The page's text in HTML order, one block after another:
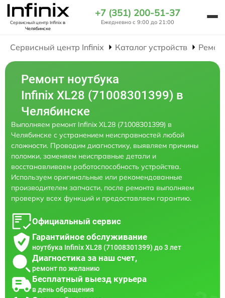
Сервисный центр Infinixв
Челябинске
+7 (351) 200-51-37
Ежедневно с 9:00 до 21:00
Сервисный центр Infinix Каталог устройств
Ремонт ноутбука
Infinix XL28 (71008301399) в
Челябинске
Выполняем ремонт Infinix XL28 (71008301399) в
Челябинске с устранением неисправностей любой
сложности. Проводим диагностику, выявляем причины
поломки, заменяем неисправные детали и
восстанавливаем работоспособность устройства.
Используем оригинальные или рекомендованные
производителем запчасти, после ремонта выполняем
проверку всех функций и предоставляем гарантию.
Официальный сервис
Гарантийное обслуживание
ноутбука Infinix XL28 (71008301399) до 3 лет
Диагностика за наш счет,
ремонт по желанию
Бесплатный выезд курьера
в день обращения